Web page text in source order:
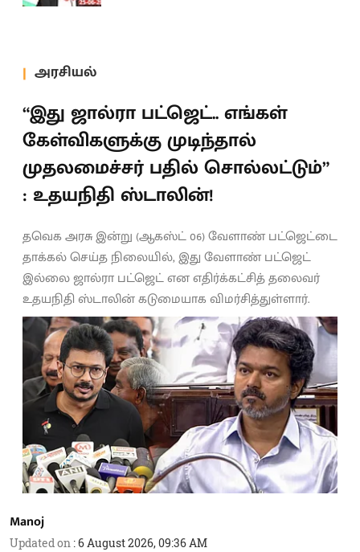
அரசியல்
“இது ஜால்ரா பட்ஜெட்.. எங்கள்
கேள்விகளுக்கு முடிந்தால்
முதலமைச்சர் பதில் சொல்லட்டும்”
: உதயநிதி ஸ்டாலின்!
தவெக அரசு இன்று (ஆகஸ்ட் 06) வேளாண் பட்ஜெட்டை
தாக்கல் செய்த நிலையில், இது வேளாண் பட்ஜெட்
இல்லை ஜால்ரா பட்ஜெட் என எதிர்க்கட்சித் தலைவர்
உதயநிதி ஸ்டாலின் கடுமையாக விமர்சித்துள்ளார்.
Manoj
Updated on :6 August 2026, 09:36 AM